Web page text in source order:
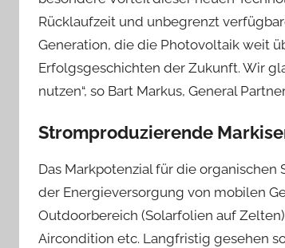
Rücklaufzeit und unbegrenzt
Generation, die die Photovoltaik weit
Erfolgsgeschichten der Zukunft. Wir
nutzen“, so Bart Markus, General
Stromproduzierende
Das Markpotenzial für die
der Energieversorgung von mobilen
Outdoorbereich (Solarfolien auf
Aircondition etc. Langfristig gesehen